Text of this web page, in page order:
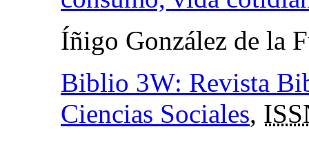
Íñigo González de la
Biblio 3W: Revista
Ciencias Sociales,